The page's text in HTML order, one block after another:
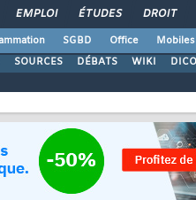
EMPLOI ÉTUDES DROIT
SGBD Office Mobiles
SOURCES DÉBATS WIKI DICO